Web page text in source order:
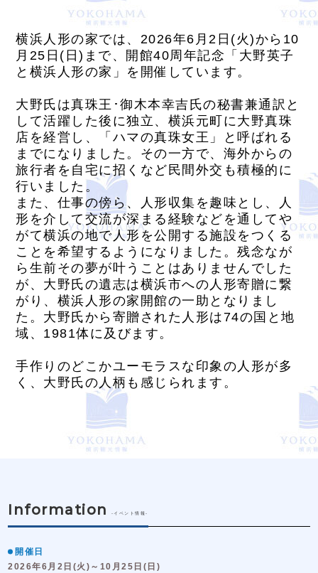
横浜人形の家では、2026年6月2日(火)から10
月25日(日)まで、開館40周年記念「大野英子
と横浜人形の家」を開催しています。
大野氏は真珠王･御木本幸吉氏の秘書兼通訳と
して活躍した後に独立、横浜元町に大野真珠
店を経営し、「ハマの真珠女王」と呼ばれる
までになりました。その一方で、海外からの
旅行者を自宅に招くなど民間外交も積極的に
行いました。
また、仕事の傍ら、人形収集を趣味とし、人
形を介して交流が深まる経験などを通してや
がて横浜の地で人形を公開する施設をつくる
ことを希望するようになりました。残念なが
ら生前その夢が叶うことはありませんでした
が、大野氏の遺志は横浜市への人形寄贈に繋
がり、横浜人形の家開館の一助となりまし
た。大野氏から寄贈された人形は74の国と地
域、1981体に及びます。
手作りのどこかユーモラスな印象の人形が多
く、大野氏の人柄も感じられます。
Information -イベント情報-
開催日
2026年6月2日(火)～10月25日(日)